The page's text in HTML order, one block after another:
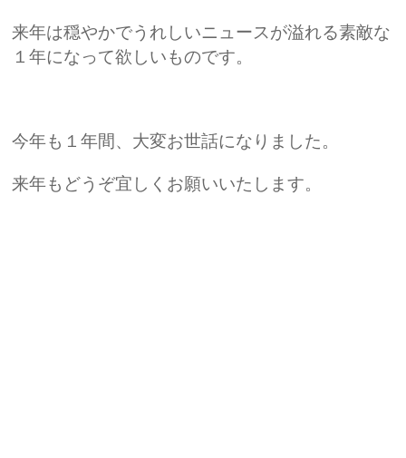
来年は穏やかでうれしいニュースが溢れる素敵な
１年になって欲しいものです。
今年も１年間、大変お世話になりました。
来年もどうぞ宜しくお願いいたします。